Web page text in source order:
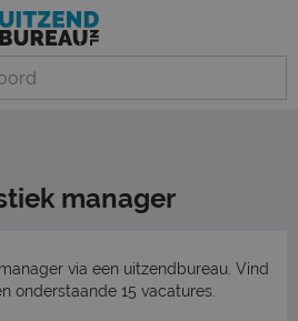
manager
via een uitzendbureau. Vind
onderstaande 15 vacatures.